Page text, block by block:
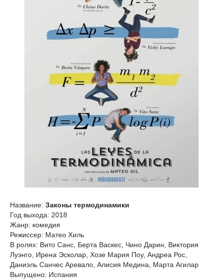
Название: Законы термодинамики
Год выхода: 2018
Жанр: комедия
Режиссер: Матео Хиль
В ролях: Вито Санс, Берта Васкес, Чино Дарин, Виктория
Луэнго, Ирена Эсколар, Хозе Мария Поу, Андреа Рос,
Даниэль Санчес Аревало, Алисия Медина, Марта Агилар
Выпущено: Испания